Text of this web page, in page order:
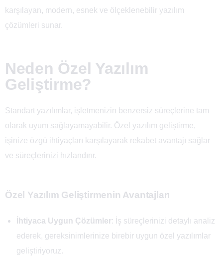
karşılayan, modern, esnek ve ölçeklenebilir yazılım
çözümleri sunar.
Neden Özel Yazılım
Geliştirme?
Standart yazılımlar, işletmenizin benzersiz süreçlerine tam
olarak uyum sağlayamayabilir. Özel yazılım geliştirme,
işinize özgü ihtiyaçları karşılayarak rekabet avantajı sağlar
ve süreçlerinizi hızlandırır.
Özel Yazılım Geliştirmenin Avantajları
İhtiyaca Uygun Çözümler: İş süreçlerinizi detaylı analiz
ederek, gereksinimlerinize birebir uygun özel yazılımlar
geliştiriyoruz.